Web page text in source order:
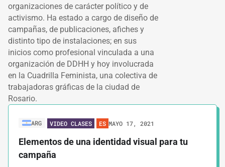
organizaciones de carácter político y de
activismo. Ha estado a cargo de diseño de
campañas, de publicaciones, afiches y
distinto tipo de instalaciones; en sus
inicios como profesional vinculada a una
organización de DDHH y hoy involucrada
en la Cuadrilla Feminista, una colectiva de
trabajadoras gráficas de la ciudad de
Rosario.
ARG VIDEO CLASES ES MAYO 17, 2021
Elementos de una identidad visual para tu
campaña